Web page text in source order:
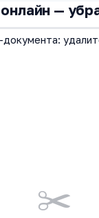
—
✂️